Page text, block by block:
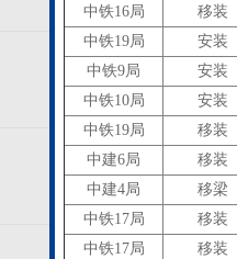
中铁16局
移装
中铁19局
安装
中铁9局
安装
中铁10局
安装
中铁19局
移装
中建6局
移装
中建4局
移梁
中铁17局
移装
中铁17局
移装